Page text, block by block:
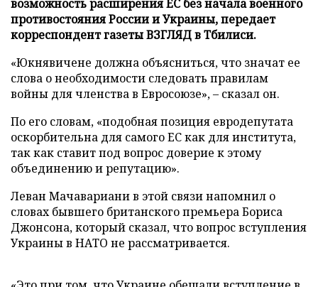
возможность расширения ЕС без начала военного
противостояния России и Украины, передает
корреспондент газеты ВЗГЛЯД в Тбилиси.
«Юкнявичене должна объясниться, что значат ее
слова о необходимости следовать правилам
войны для членства в Евросоюзе», – сказал он.
По его словам, «подобная позиция евродепутата
оскорбительна для самого ЕС как для института,
так как ставит под вопрос доверие к этому
объединению и репутацию».
Леван Мачавариани в этой связи напомнил о
словах бывшего британского премьера Бориса
Джонсона, который сказал, что вопрос вступления
Украины в НАТО не рассматривается.